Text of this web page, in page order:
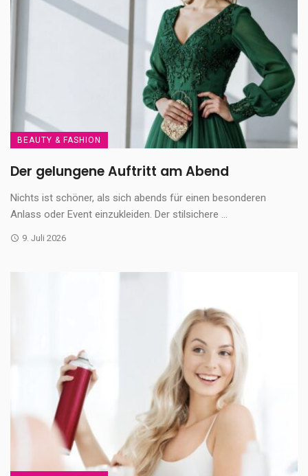
BEAUTY & FASHION
Der gelungene Auftritt am Abend
Nichts ist schöner, als sich abends für einen besonderen
Anlass oder Event einzukleiden. Der stilsichere ...
9. Juli 2026